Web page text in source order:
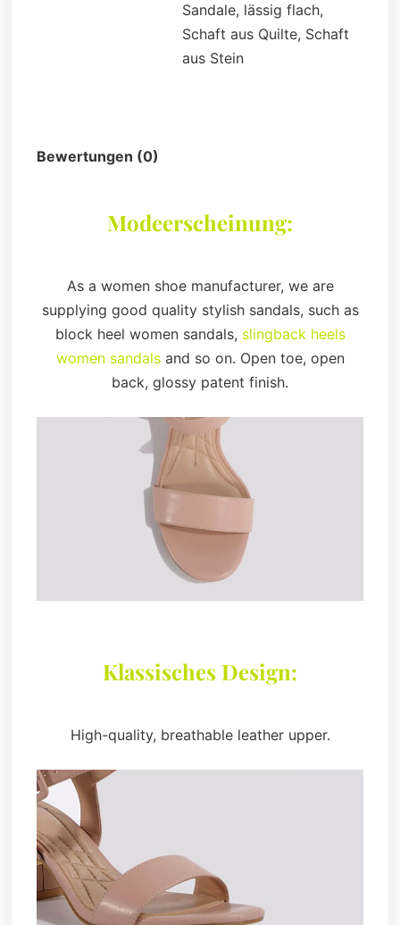
Sandale, lässig flach,
Schaft aus Quilte, Schaft
aus Stein
Bewertungen (0)
Modeerscheinung:
As a women shoe manufacturer, we are
supplying good quality stylish sandals, such as
block heel women sandals, slingback heels
women sandalsand so on. Open toe, open
back, glossy patent finish.
Klassisches Design:
High-quality, breathable leather upper.